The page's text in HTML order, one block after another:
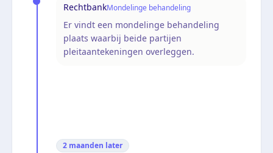
RechtbankMondelinge behandeling
Er vindt een mondelinge behandeling
plaats waarbij beide partijen
pleitaantekeningen overleggen.
2 maanden later